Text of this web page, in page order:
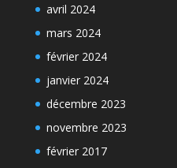
avril 2024
mars 2024
février 2024
janvier 2024
décembre 2023
novembre 2023
février 2017